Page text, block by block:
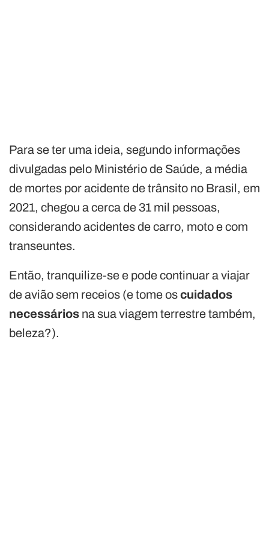
Para se ter uma ideia, segundo informações
divulgadas pelo Ministério de Saúde, a média
de mortes por acidente de trânsito no Brasil, em
2021, chegou a cerca de 31 mil pessoas,
considerando acidentes de carro, moto e com
transeuntes.
Então, tranquilize-se e pode continuar a viajar
de avião sem receios (e tome oscuidados
necessários na sua viagem terrestre também,
beleza?).